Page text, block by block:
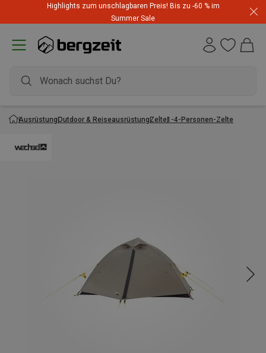
Highlights zum unschlagbaren Preis! Bis zu -60 % im
Summer Sale
AusrüstungOutdoor & ReiseausrüstungZelte1-4-Personen-Zelte